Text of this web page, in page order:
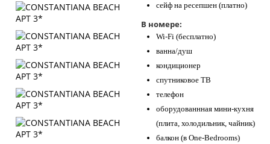
сейф на ресепшен (платно)
В номере:
Wi-Fi (бесплатно)
ванна/душ
кондиционер
спутниковое ТВ
телефон
оборудованнная мини-кухня
(плита, холодильник, чайник)
балкон (в One-Bedrooms)